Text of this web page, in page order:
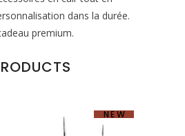
dans la durée.
premium.
NEW